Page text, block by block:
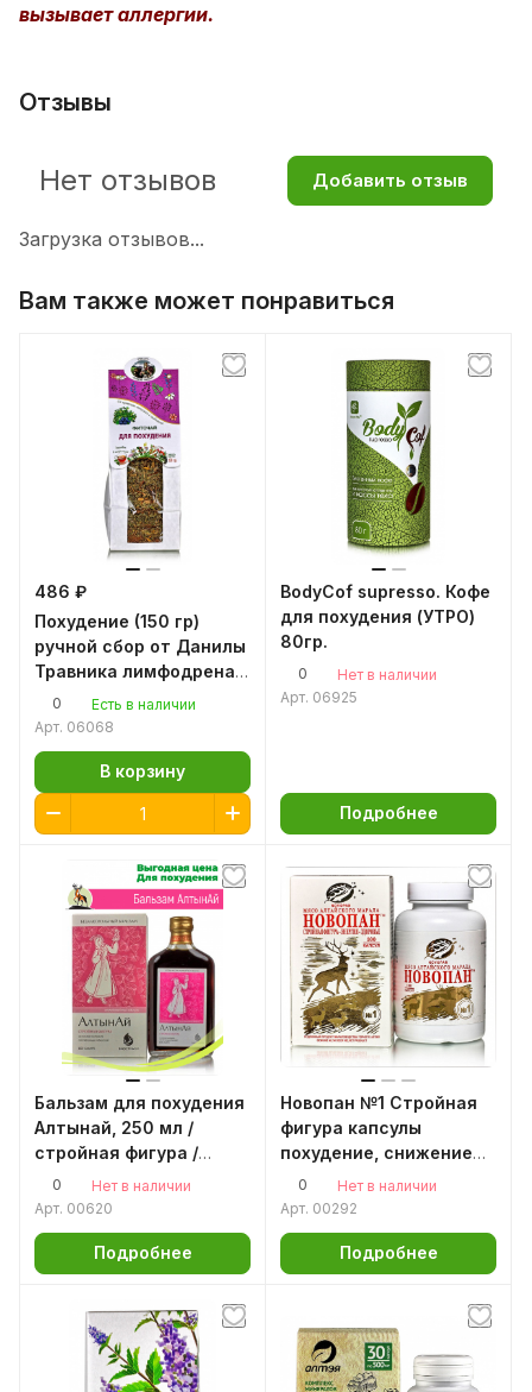
вызывает аллергии.
Отзывы
Загрузка отзывов...
Нет отзывов Добавить отзыв
Вам также может понравиться
486 ₽
Похудение (150 гр)
ручной сбор от Данилы
Травника лимфодренаж
очищение
0
Есть в наличии
Арт. 06068
В корзину
BodyCof supresso. Кофе
для похудения (УТРО)
80гр.
0
Нет в наличии
Арт. 06925
Подробнее
Бальзам для похудения
Алтынай, 250 мл /
стройная фигура /
бальзам похудей-ка /
без сахара
0
Нет в наличии
Арт. 00620
Подробнее
Новопан №1 Стройная
фигура капсулы
похудение, снижение
веса, жиросжигатель
0
Нет в наличии
Арт. 00292
Подробнее